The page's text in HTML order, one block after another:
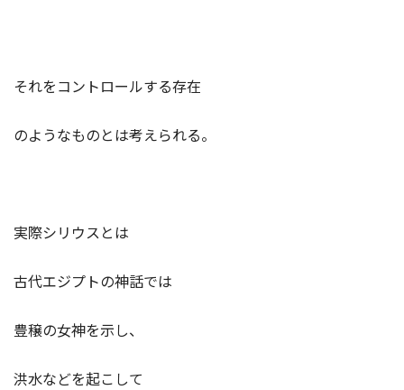
それをコントロールする存在
のようなものとは考えられる。
実際シリウスとは
古代エジプトの神話では
豊穣の女神を示し、
洪水などを起こして